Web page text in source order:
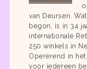
van Deursen.
begon, is in 34
internationale
250 winkels in
Opererend in
voor iedereen